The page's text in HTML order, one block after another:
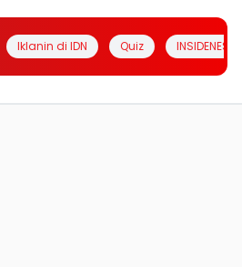
Iklanin di IDN Quiz INSIDENESIA